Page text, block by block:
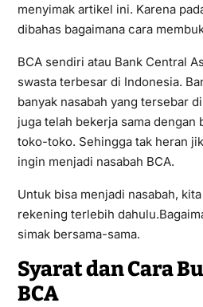
menyimak artikel ini. Karena
dibahas bagaimana cara
BCA sendiri atau Bank Central
swasta terbesar di Indonesia.
banyak nasabah yang tersebar
juga telah bekerja sama dengan
toko-toko. Sehingga tak heran
ingin menjadi nasabah BCA.
Untuk bisa menjadi nasabah,
rekening terlebih
simak bersama-sama.
Syarat dan Cara
BCA